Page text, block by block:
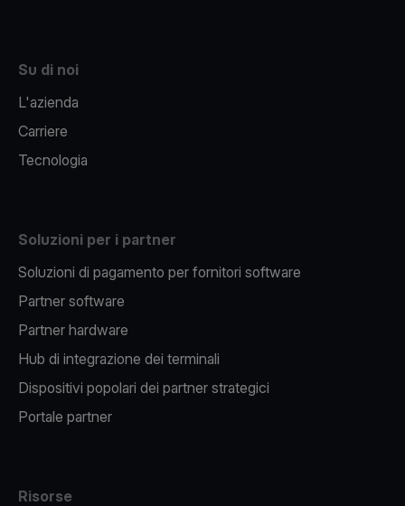
Su di noi
L'azienda
Carriere
Tecnologia
Soluzioni per i partner
Soluzioni di pagamento per fornitori software
Partner software
Partner hardware
Hub di integrazione dei terminali
Dispositivi popolari dei partner strategici
Portale partner
Risorse